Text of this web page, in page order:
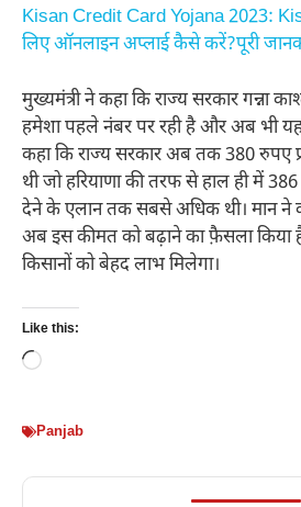
Kisan Credit Card Yojana 2023:
लिए ऑनलाइन अप्लाई कैसे करें?पूरी
मुख्यमंत्री ने कहा कि राज्य सरकार गन्ना
हमेशा पहले नंबर पर रही है और अब भी यह
कहा कि राज्य सरकार अब तक 380 रुपए
थी जो हरियाणा की तरफ से हाल ही में
देने के एलान तक सबसे अधिक थी। मान ने
अब इस कीमत को बढ़ाने का फ़ैसला
किसानों को बेहद लाभ मिलेगा।
Like this:
Loading…
Panjab